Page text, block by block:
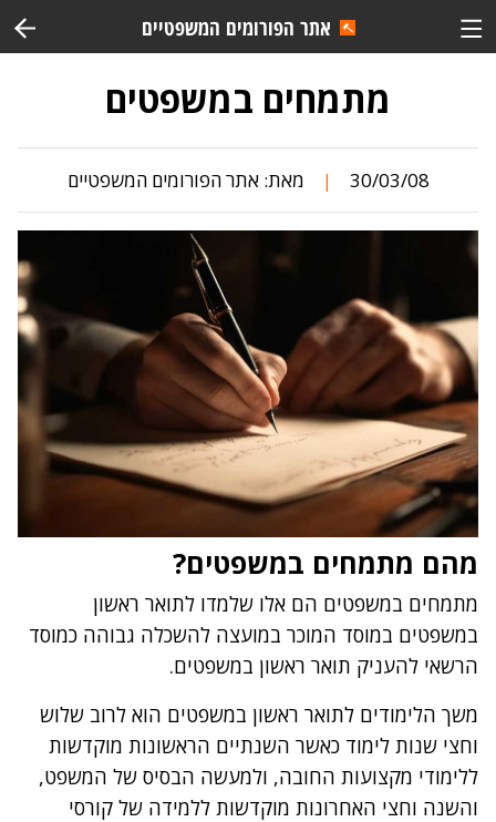
אתר הפורומים המשפטיים
מתמחים במשפטים
30/03/08
| מאת:אתר הפורומים המשפטיים
מהם מתמחים במשפטים?
מתמחים במשפטים הם אלו שלמדו לתואר ראשון
במשפטים במוסד המוכר במועצה להשכלה גבוהה כמוסד
הרשאי להעניק תואר ראשון במשפטים.
משך הלימודים לתואר ראשון במשפטים הוא לרוב שלוש
וחצי שנות לימוד כאשר השנתיים הראשונות מוקדשות
ללימודי מקצועות החובה, ולמעשה הבסיס של המשפט,
והשנה וחצי האחרונות מוקדשות ללמידה של קורסי